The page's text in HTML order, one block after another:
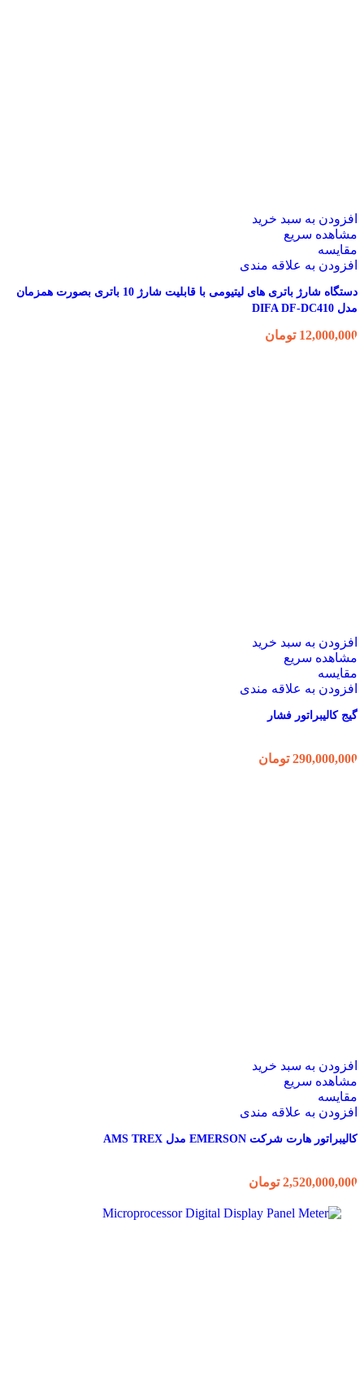
افزودن به سبد خرید
مشاهده سریع
مقایسه
افزودن به علاقه مندی
دستگاه شارژ باتری های لیتیومی با قابلیت شارژ 10 باتری بصورت همزمان
مدل DIFA DF-DC410
12,000,000 تومان
افزودن به سبد خرید
مشاهده سریع
مقایسه
افزودن به علاقه مندی
گیج کالیبراتور فشار
290,000,000 تومان
افزودن به سبد خرید
مشاهده سریع
مقایسه
افزودن به علاقه مندی
کالیبراتور هارت شرکت EMERSON مدل AMS TREX
2,520,000,000 تومان